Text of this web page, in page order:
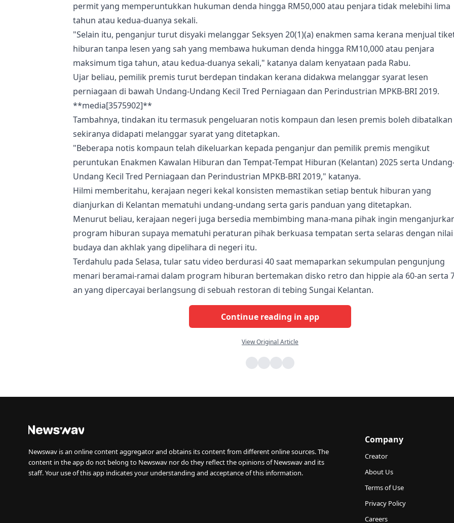
permit yang memperuntukkan hukuman denda hingga RM50,000 atau penjara tidak melebihi lima
tahun atau kedua-duanya sekali.
"Selain itu, penganjur turut disyaki melanggar Seksyen 20(1)(a) enakmen sama kerana menjual
hiburan tanpa lesen yang sah yang membawa hukuman denda hingga RM10,000 atau penjara
maksimum tiga tahun, atau kedua-duanya sekali," katanya dalam kenyataan pada Rabu.
Ujar beliau, pemilik premis turut berdepan tindakan kerana didakwa melanggar syarat lesen
perniagaan di bawah Undang-Undang Kecil Tred Perniagaan dan Perindustrian MPKB-BRI 2019.
**media[3575902]**
Tambahnya, tindakan itu termasuk pengeluaran notis kompaun dan lesen premis boleh dibatalkan
sekiranya didapati melanggar syarat yang ditetapkan.
"Beberapa notis kompaun telah dikeluarkan kepada penganjur dan pemilik premis mengikut
peruntukan Enakmen Kawalan Hiburan dan Tempat-Tempat Hiburan (Kelantan) 2025 serta
Undang Kecil Tred Perniagaan dan Perindustrian MPKB-BRI 2019," katanya.
Hilmi memberitahu, kerajaan negeri kekal konsisten memastikan setiap bentuk hiburan yang
dianjurkan di Kelantan mematuhi undang-undang serta garis panduan yang ditetapkan.
Menurut beliau, kerajaan negeri juga bersedia membimbing mana-mana pihak ingin
program hiburan supaya mematuhi peraturan pihak berkuasa tempatan serta selaras dengan nilai
budaya dan akhlak yang dipelihara di negeri itu.
Terdahulu pada Selasa, tular satu video berdurasi 40 saat memaparkan sekumpulan pengunjung
menari beramai-ramai dalam program hiburan bertemakan disko retro dan hippie ala 60-an serta
an yang dipercayai berlangsung di sebuah restoran di tebing Sungai Kelantan.
Continue reading in app
View Original Article
Newswav is an online content aggregator and obtains its content from different online sources. The
content in the app do not belong to Newswav nor do they reflect the opinions of Newswav and its
staff. Your use of this app indicates your understanding and acceptance of this information.
Company
Creator
About Us
Terms of Use
Privacy Policy
Careers